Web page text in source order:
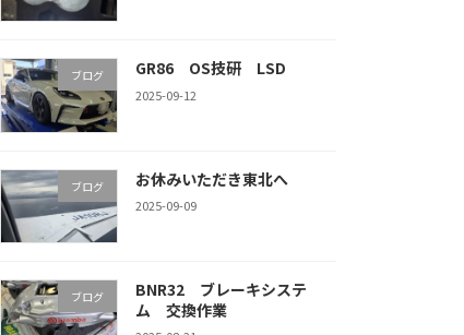
ブログ GR86 OS技研 LSD
2025-09-12
ブログ お休みいただき東北へ
2025-09-09
ブログ
BNR32 ブレーキシステ
ム 交換作業